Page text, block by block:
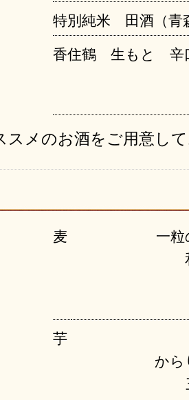
特別純米 田酒（青
香住鶴 生もと 辛
スメのお酒をご用意し
麦
一粒
芋
から